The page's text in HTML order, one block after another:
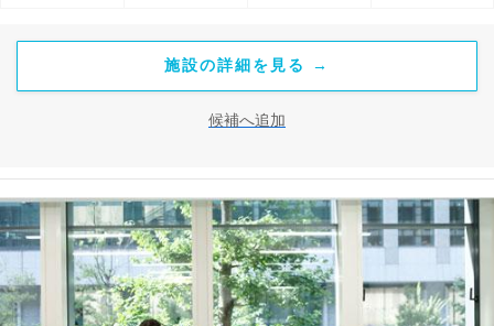
施設の詳細を見る →
候補へ追加